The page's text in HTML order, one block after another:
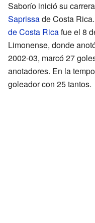
Saborío inició su
Saprissade Costa
de Costa Ricafue el 8
Limonense, donde
2002-03, marcó 27
anotadores. En la
goleador con 25 tantos.